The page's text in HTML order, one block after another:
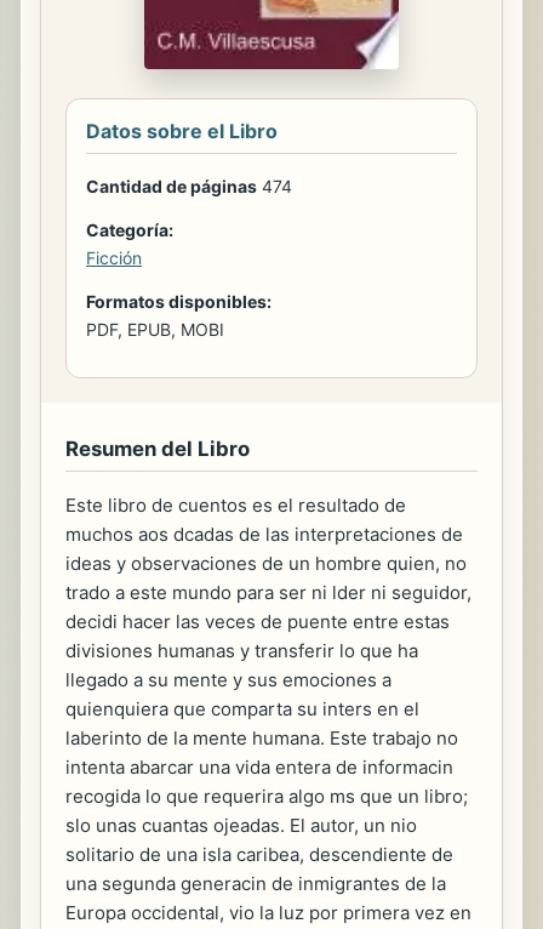
Datos sobre el Libro
Cantidad de páginas 474
Categoría:
Ficción
Formatos disponibles:
PDF, EPUB, MOBI
Resumen del Libro
Este libro de cuentos es el resultado de
muchos aos dcadas de las interpretaciones de
ideas y observaciones de un hombre quien, no
trado a este mundo para ser ni lder ni seguidor,
decidi hacer las veces de puente entre estas
divisiones humanas y transferir lo que ha
llegado a su mente y sus emociones a
quienquiera que comparta su inters en el
laberinto de la mente humana. Este trabajo no
intenta abarcar una vida entera de informacin
recogida lo que requerira algo ms que un libro;
slo unas cuantas ojeadas. El autor, un nio
solitario de una isla caribea, descendiente de
una segunda generacin de inmigrantes de la
Europa occidental, vio la luz por primera vez en